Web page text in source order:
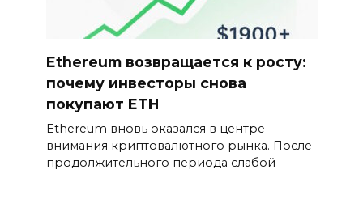
Ethereum возвращается к росту:
почему инвесторы снова
покупают ETH
Ethereum вновь оказался в центре
внимания криптовалютного рынка. После
продолжительного периода слабой